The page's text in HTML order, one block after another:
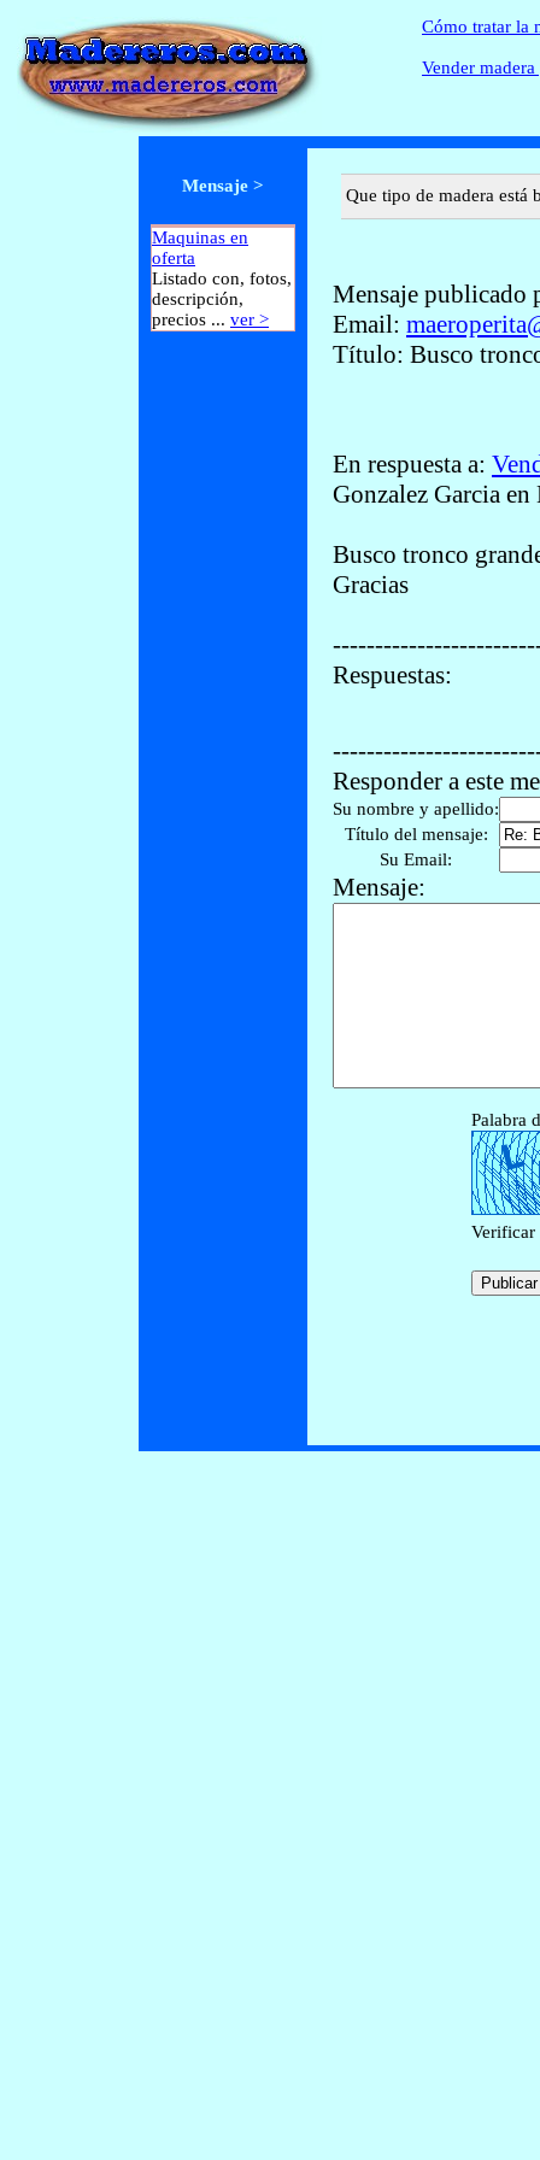
Cómo tratar la
Vender
Mensaje >
Maquinas en
oferta
Listado con, fotos,
descripción,
precios ... ver >
Que tipo de madera está
Mensaje publicado
Email:
Título: Busco
En respuesta a:
Gonzalez Garcia
Busco tronco
Gracias
Respuestas:
Responder a este
Su nombre y apellido:
Título del mensaje:
Su Email:
Mensaje:
Palabra